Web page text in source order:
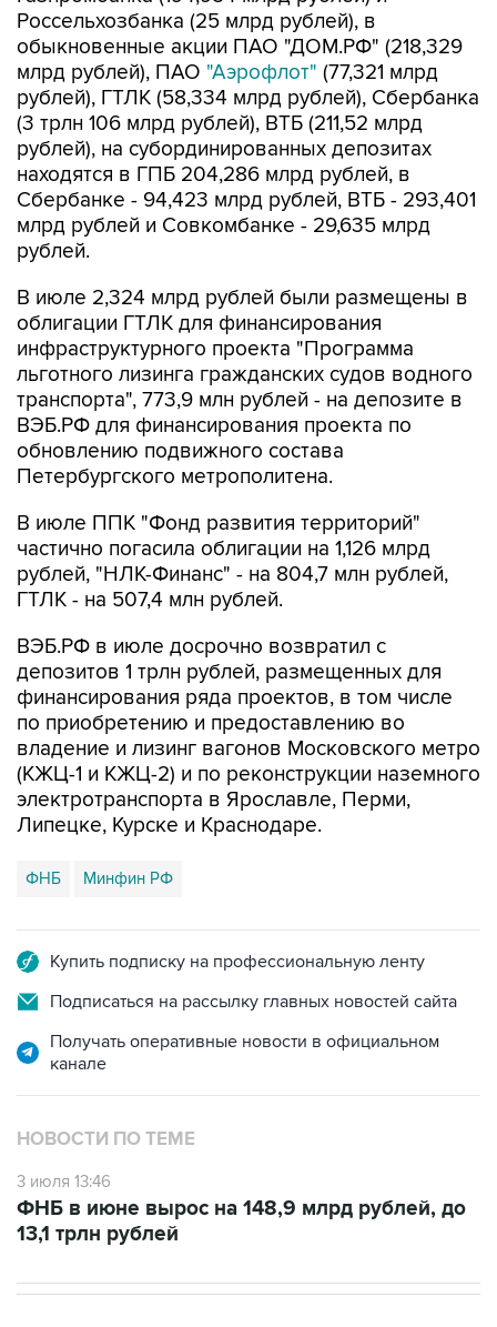
Россельхозбанка (25 млрд рублей), в
обыкновенные акции ПАО "ДОМ.РФ" (218,329
млрд рублей), ПАО "Аэрофлот" (77,321 млрд
рублей), ГТЛК (58,334 млрд рублей), Сбербанка
(3 трлн 106 млрд рублей), ВТБ (211,52 млрд
рублей), на субординированных депозитах
находятся в ГПБ 204,286 млрд рублей, в
Сбербанке - 94,423 млрд рублей, ВТБ - 293,401
млрд рублей и Совкомбанке - 29,635 млрд
рублей.
В июле 2,324 млрд рублей были размещены в
облигации ГТЛК для финансирования
инфраструктурного проекта "Программа
льготного лизинга гражданских судов водного
транспорта", 773,9 млн рублей - на депозите в
ВЭБ.РФ для финансирования проекта по
обновлению подвижного состава
Петербургского метрополитена.
В июле ППК "Фонд развития территорий"
частично погасила облигации на 1,126 млрд
рублей, "НЛК-Финанс" - на 804,7 млн рублей,
ГТЛК - на 507,4 млн рублей.
ВЭБ.РФ в июле досрочно возвратил с
депозитов 1 трлн рублей, размещенных для
финансирования ряда проектов, в том числе
по приобретению и предоставлению во
владение и лизинг вагонов Московского метро
(КЖЦ-1 и КЖЦ-2) и по реконструкции наземного
электротранспорта в Ярославле, Перми,
Липецке, Курске и Краснодаре.
ФНБ Минфин РФ
Купить подписку на профессиональную ленту
Подписаться на рассылку главных новостей сайта
Получать оперативные новости в официальном
канале
НОВОСТИ ПО ТЕМЕ
3 июля 13:46
ФНБ в июне вырос на 148,9 млрд рублей, до
13,1 трлн рублей